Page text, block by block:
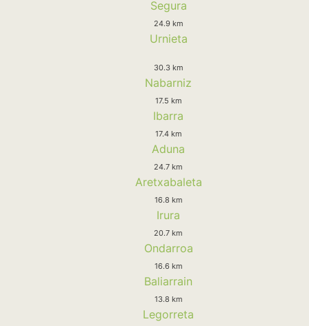
Segura
24.9 km
Urnieta
30.3 km
Nabarniz
17.5 km
Ibarra
17.4 km
Aduna
24.7 km
Aretxabaleta
16.8 km
Irura
20.7 km
Ondarroa
16.6 km
Baliarrain
13.8 km
Legorreta